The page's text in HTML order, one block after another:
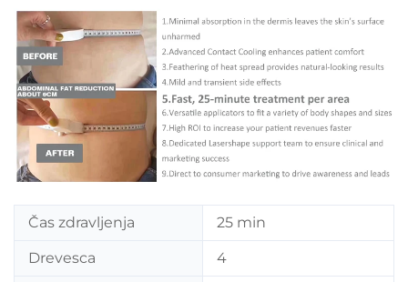
Čas zdravljenja 25 min
Drevesca 4